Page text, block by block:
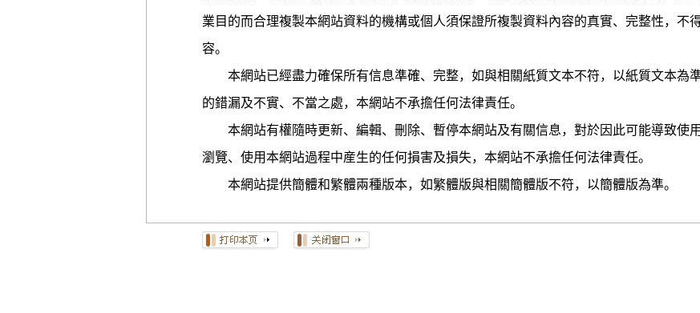
業目的而合理複製本網站資料的機構或個人須保證所複製資料內容的真實、完整性，不
容。
本網站已經盡力確保所有信息準確、完整，如與相關紙質文本不符，以紙質文本為
的錯漏及不實、不當之處，本網站不承擔任何法律責任。
本網站有權隨時更新、編輯、刪除、暫停本網站及有關信息，對於因此可能導致使
瀏覽、使用本網站過程中産生的任何損害及損失，本網站不承擔任何法律責任。
本網站提供簡體和繁體兩種版本，如繁體版與相關簡體版不符，以簡體版為準。